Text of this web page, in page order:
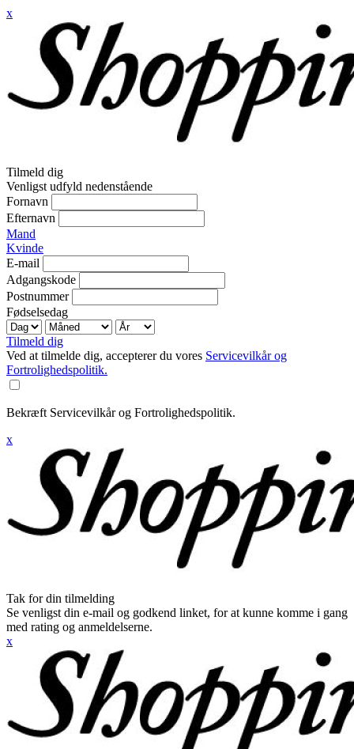
x
Tilmeld dig
Venligst udfyld nedenstående
Fornavn
Efternavn
Mand
Kvinde
E-mail
Adgangskode
Postnummer
Fødselsedag
Tilmeld dig
Ved at tilmelde dig, accepterer du vores Servicevilkår og
Fortrolighedspolitik.
Bekræft Servicevilkår og Fortrolighedspolitik.
x
Tak for din tilmelding
Se venligst din e-mail og godkend linket, for at kunne komme i gang
med rating og anmeldelserne.
x